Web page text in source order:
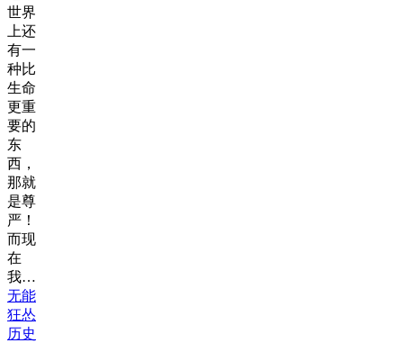
世界
上还
有一
种比
生命
更重
要的
东
西，
那就
是尊
严！
而现
在
我…
无能
狂怂
历史